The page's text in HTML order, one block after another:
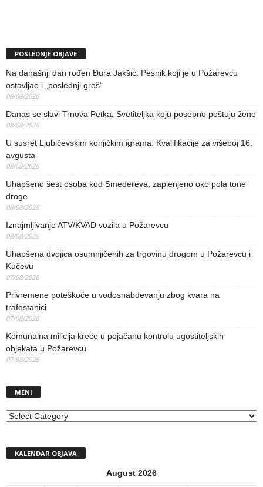
POSLEDNJE OBJAVE
Na današnji dan rođen Đura Jakšić: Pesnik koji je u Požarevcu
ostavljao i „poslednji groš“
08/08/2026
Danas se slavi Trnova Petka: Svetiteljka koju posebno poštuju žene
08/08/2026
U susret Ljubičevskim konjičkim igrama: Kvalifikacije za višeboj 16.
avgusta
08/08/2026
Uhapšeno šest osoba kod Smedereva, zaplenjeno oko pola tone
droge
08/08/2026
Iznajmljivanje ATV/KVAD vozila u Požarevcu
08/08/2026
Uhapšena dvojica osumnjičenih za trgovinu drogom u Požarevcu i
Kučevu
07/08/2026
Privremene poteškoće u vodosnabdevanju zbog kvara na
trafostanici
07/08/2026
Komunalna milicija kreće u pojačanu kontrolu ugostiteljskih
objekata u Požarevcu
07/08/2026
MENI
MENI
KALENDAR OBJAVA
August 2026